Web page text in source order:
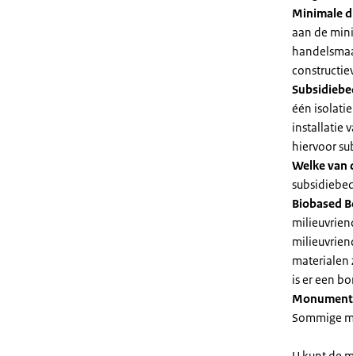
Minimale
aan de
één
installatie
hiervoor
Welke van
Biobased
materialen
is er een
Sommige